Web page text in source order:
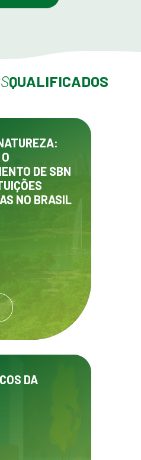
QUALIFICADOS
DE SBN
NO BRASIL
DA